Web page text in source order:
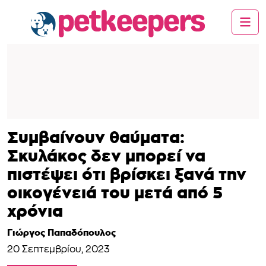
Συμβαίνουν θαύματα:
Σκυλάκος δεν μπορεί να
πιστέψει ότι βρίσκει ξανά την
οικογένειά του μετά από 5
χρόνια
Γιώργος Παπαδόπουλος
20 Σεπτεμβρίου, 2023